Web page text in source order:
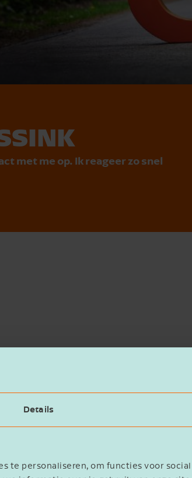
Details
te personaliseren, om functies voor
met me op. Ik reageer zo snel